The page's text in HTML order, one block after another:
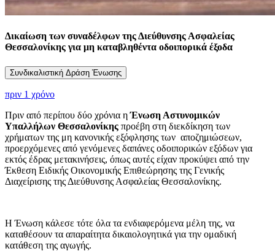
Δικαίωση των συναδέλφων της Διεύθυνσης Ασφαλείας
Θεσσαλονίκης για μη καταβληθέντα οδοιπορικά έξοδα
Συνδικαλιστική Δράση Ένωσης
πριν 1 χρόνο
Πριν από περίπου δύο χρόνια ηΈνωση Αστυνομικών
Υπαλλήλων Θεσσαλονίκης προέβη στη διεκδίκηση των
χρήματων της μη κανονικής εξόφλησης των αποζημιώσεων,
προερχόμενες από γενόμενες δαπάνες οδοιπορικών εξόδων για
εκτός έδρας μετακινήσεις, όπως αυτές είχαν προκύψει από την
Έκθεση Ειδικής Οικονομικής Επιθεώρησης της Γενικής
Διαχείρισης της Διεύθυνσης Ασφαλείας Θεσσαλονίκης.
Η Ένωση κάλεσε τότε όλα τα ενδιαφερόμενα μέλη της, να
καταθέσουν τα απαραίτητα δικαιολογητικά για την ομαδική
κατάθεση της αγωγής.